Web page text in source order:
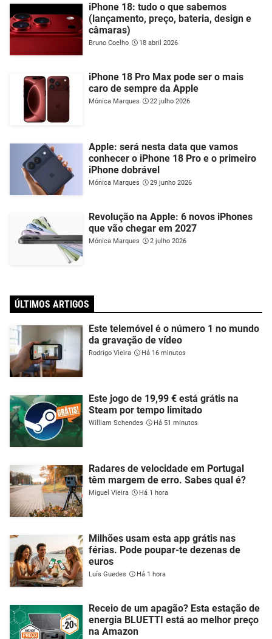
iPhone 18: tudo o que sabemos
(lançamento, preço, bateria, design e
câmaras)
Bruno Coelho 18 abril 2026
iPhone 18 Pro Max pode ser o mais
caro de sempre da Apple
Mónica Marques 22 julho 2026
Apple: será nesta data que vamos
conhecer o iPhone 18 Pro e o primeiro
iPhone dobrável
Mónica Marques 29 junho 2026
Revolução na Apple: 6 novos iPhones
que vão chegar em 2027
Mónica Marques 2 julho 2026
ÚLTIMOS ARTIGOS
Este telemóvel é o número 1 no mundo
da gravação de vídeo
Rodrigo Vieira Há 16 minutos
Este jogo de 19,99 € está grátis na
Steam por tempo limitado
William Schendes Há 51 minutos
Radares de velocidade em Portugal
têm margem de erro. Sabes qual é?
Miguel Vieira Há 1 hora
Milhões usam esta app grátis nas
férias. Pode poupar-te dezenas de
euros
Luís Guedes Há 1 hora
Receio de um apagão? Esta estação de
energia BLUETTI está ao melhor preço
na Amazon